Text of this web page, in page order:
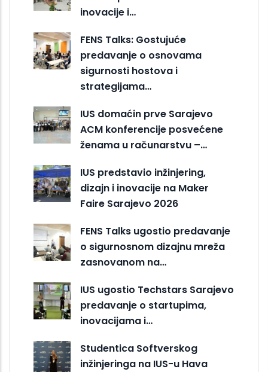
inovacije i…
FENS Talks: Gostujuće
predavanje o osnovama
sigurnosti hostova i
strategijama…
IUS domaćin prve Sarajevo
ACM konferencije posvećene
ženama u računarstvu –…
IUS predstavio inžinjering,
dizajn i inovacije na Maker
Faire Sarajevo 2026
FENS Talks ugostio predavanje
o sigurnosnom dizajnu mreža
zasnovanom na…
IUS ugostio Techstars Sarajevo
predavanje o startupima,
inovacijama i…
Studentica Softverskog
inžinjeringa na IUS-u Hava